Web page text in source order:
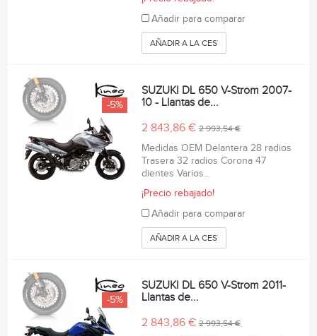
Añadir para comparar
AÑADIR A LA CESTA
-5%
SUZUKI DL 650 V-Strom 2007-
10 - Llantas de...
2 843,86 €2 993,54 €
Medidas OEM Delantera 28 radios
Trasera 32 radios Corona 47
dientes Varios...
¡Precio rebajado!
Añadir para comparar
AÑADIR A LA CESTA
-5%
SUZUKI DL 650 V-Strom 2011-
Llantas de...
2 843,86 €2 993,54 €